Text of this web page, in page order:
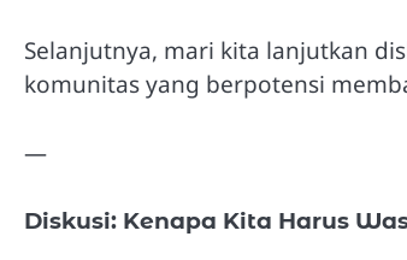
Selanjutnya, mari kita lanjutkan
komunitas yang berpotensi
—
Diskusi: Kenapa Kita Harus